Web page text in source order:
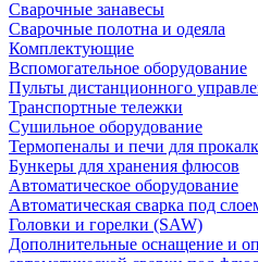
Сварочные занавесы
Сварочные полотна и одеяла
Комплектующие
Вспомогательное оборудование
Пульты дистанционного
Транспортные тележки
Сушильное оборудование
Термопеналы и печи для
Бункеры для хранения флюсов
Автоматическое оборудование
Автоматическая сварка под
Головки и горелки (SAW)
Дополнительные оснащение и